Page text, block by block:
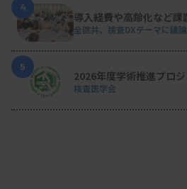
4
導入経費や高齢化など課
全医共、検査DXテーマに議論
5
2026年度学術推進プロ
検査医学会